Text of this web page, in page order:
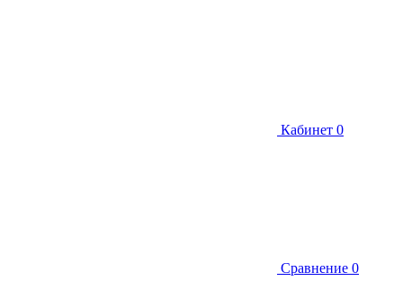
Кабинет 0
Сравнение 0